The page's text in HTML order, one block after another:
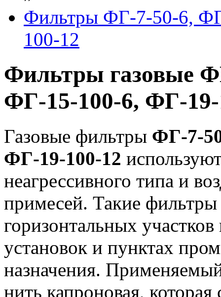
Фильтры ФГ-7-50-6,
100-12
Фильтры газовые
ФГ-15-100-6, ФГ-19-
Газовые фильтры ФГ-7-
ФГ-19-100-12
неагрессивного типа и
примесей. Такие
горизонтальных
установок и пунктах
назначения.
нить капроновая, которая